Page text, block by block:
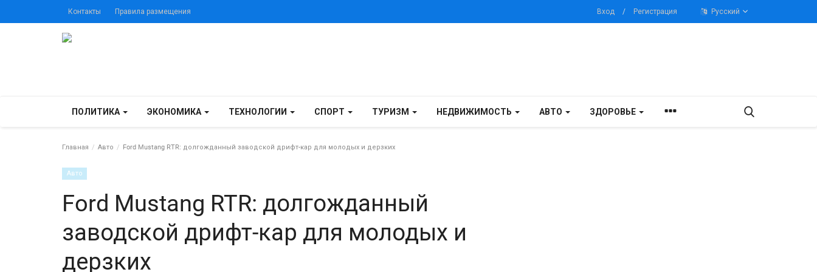
Контакты Правила размещения Вход / Регистрация Русский
ПОЛИТИКА ЭКОНОМИКА ТЕХНОЛОГИИ СПОРТ ТУРИЗМ НЕДВИЖИМОСТЬ АВТО ЗДОРОВЬЕ
Главная Авто Ford Mustang RTR: долгожданный заводской дрифт-кар для молодых и дерзких
Авто
Ford Mustang RTR: долгожданный
заводской дрифт-кар для молодых и
дерзких